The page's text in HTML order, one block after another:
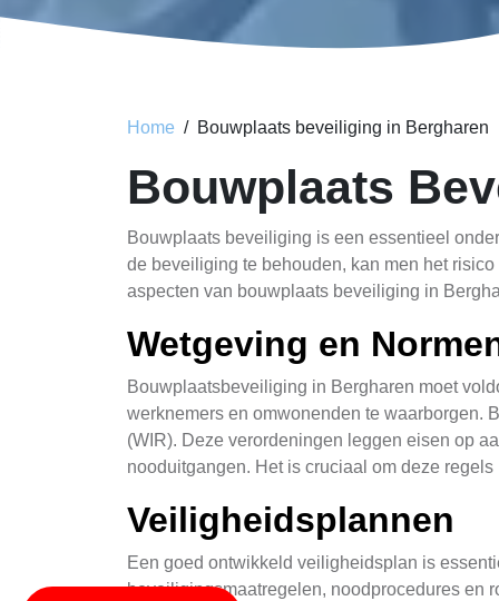
Home Bouwplaats beveiliging in Bergharen
Bouwplaats
Bouwplaats beveiliging is een essentieel
de beveiliging te behouden, kan men het
aspecten van bouwplaats beveiliging in
Wetgeving en
Bouwplaatsbeveiliging in Bergharen moet
werknemers en omwonenden te waarborgen.
(WIR). Deze verordeningen leggen eisen op
nooduitgangen. Het is cruciaal om deze
Veiligheidsplannen
Een goed ontwikkeld veiligheidsplan is
beveiligingsmaatregelen, noodprocedures en